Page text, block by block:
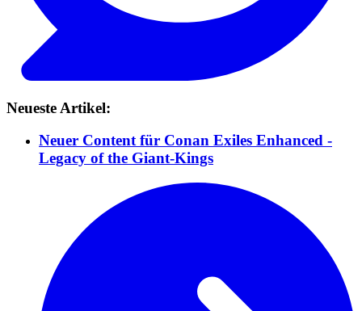
Neueste Artikel:
Neuer Content für Conan Exiles Enhanced -
Legacy of the Giant-Kings